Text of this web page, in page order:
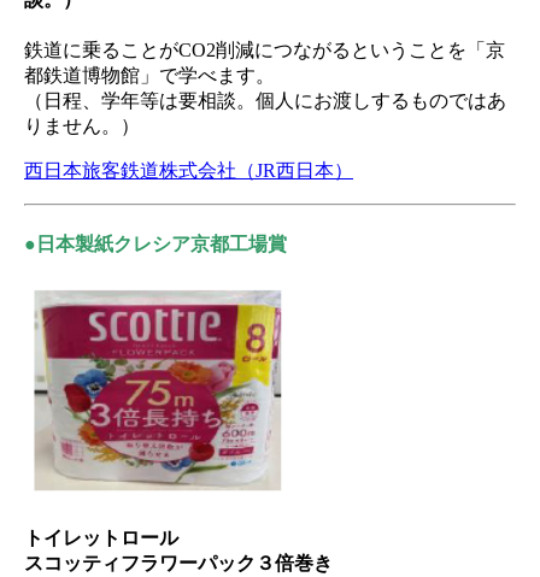
鉄道に乗ることがCO2削減につながるということを「京
都鉄道博物館」で学べます。
（日程、学年等は要相談。個人にお渡しするものではあ
りません。）
西日本旅客鉄道株式会社（JR西日本）
●日本製紙クレシア京都工場賞
トイレットロール
スコッティフラワーパック３倍巻き